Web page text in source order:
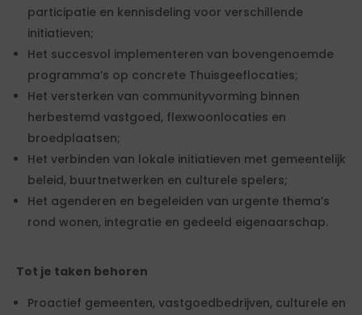
participatie en kennisdeling voor verschillende
initiatieven;
Het succesvol implementeren van bovengenoemde
programma’s op concrete Thuisgeeflocaties;
Het versterken van communityvorming binnen
herbestemd vastgoed, flexwoonlocaties en
broedplaatsen;
Het verbinden van lokale initiatieven met gemeentelijk
beleid, buurtnetwerken en culturele spelers;
Het agenderen en begeleiden van urgente thema’s
rond wonen, integratie en gedeeld eigenaarschap.
Tot je taken behoren
Proactief gemeenten, vastgoedbedrijven, culturele en